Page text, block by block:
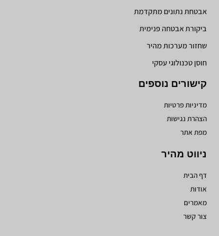
ניווט מהיר
דף הבית
אודות
מאמרים
צור קשר
קישורים נוספים
מדיניות פרטיות
הצהרת נגישות
מפת אתר
אבטחת נתונים מתקדמת
ביקורת אבטחה פנימית
שחזור מערכות מהיר
חוסן טכנולוגי עסקי